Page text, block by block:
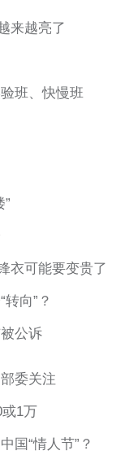
来越亮了
班、快慢班
衣可能要变贵了
向”？
公诉
委关注
1万
国“情人节”？